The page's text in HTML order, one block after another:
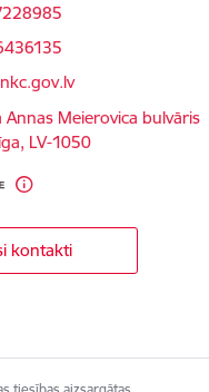
Meierovica bulvāris
LV-1050
kontakti